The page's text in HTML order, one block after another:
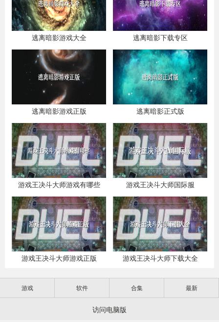
逃离暗影游戏大全 逃离暗影下载专区
逃离暗影游戏正版 逃离暗影正式版
游戏王决斗大师游戏有哪些 游戏王决斗大师国际服
游戏王决斗大师游戏正版 游戏王决斗大师下载大全
游戏 软件 合集 最新
访问电脑版